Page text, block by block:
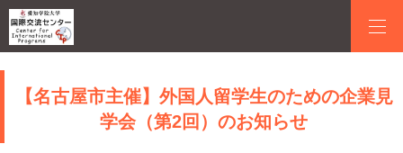
【名古屋市主催】外国人留学生のための企業見
学会（第2回）のお知らせ